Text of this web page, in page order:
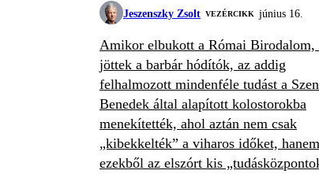
Jeszenszky Zsolt VEZÉRCIKK június 16.
Amikor elbukott a Római Birodalom,
jöttek a barbár hódítók, az addig
felhalmozott mindenféle tudást a
Benedek által alapított kolostorokba
menekítették, ahol aztán nem csak
„kibekkelték” a viharos időket, hanem
ezekből az elszórt kis